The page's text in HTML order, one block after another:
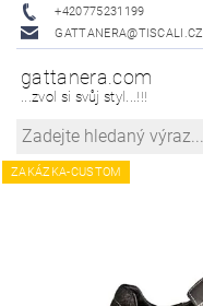
+420775231199
GATTANERA@TISCALI.CZ
gattanera.com
...zvol si svůj styl...!!!
ZAKÁZKA-CUSTOM